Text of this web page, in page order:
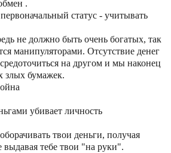
.
статус - учитывать
не должно быть очень богатых, так
манипуляторами. Отсутствие денег
на другом и мы наконец
злых бумажек.
убивает личность
твои деньги, получая
тебе твои "на руки".